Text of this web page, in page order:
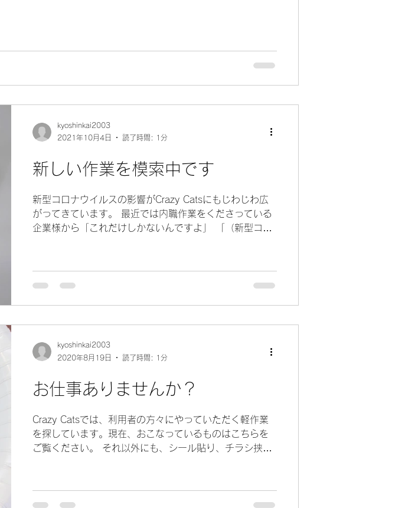
新しい作業を模索中です
新型コロナウイルスの影響がCrazy Catsにもじわじわ広
がってきています。 最近では内職作業をくださっている
企業様から「これだけしかないんですよ」 「（新型コロ
kyoshinkai2003
2021年10月4日
読了時間: 1分
お仕事ありませんか？
Crazy Catsでは、利用者の方々にやっていただく軽作業
を探しています。現在、おこなっているものはこちらを
ご覧ください。 それ以外にも、シール貼り、チラシ挟み
ます。作業量...
kyoshinkai2003
2020年8月19日
読了時間: 1分